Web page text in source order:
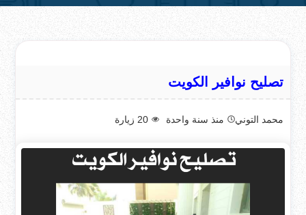
تصليح نوافير الكويت
محمد التوني منذ سنة واحدة 20 زيارة